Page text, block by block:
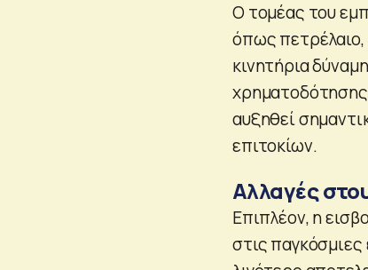
Ο τομέας του
όπως πετρέλαιο,
κινητήρια
αυξηθεί
επιτοκίων.
Αλλαγές
Επιπλέον, η
στις